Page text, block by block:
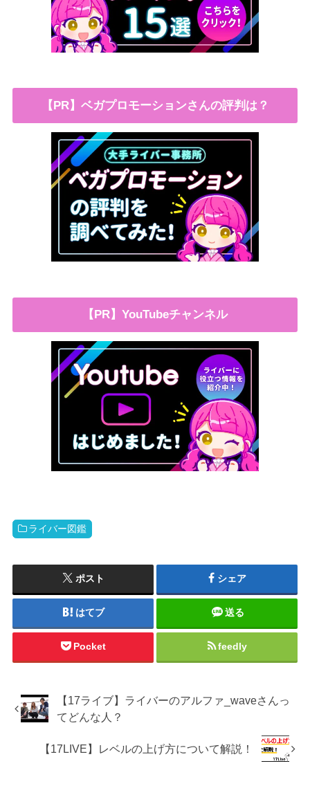
【PR】ベガプロモーションさんの評判は？
【PR】YouTubeチャンネル
ライバー図鑑
ポスト シェア
はてブ 送る
Pocket feedly
【17ライブ】ライバーのアルファ_waveさんっ
てどんな人？
【17LIVE】レベルの上げ方について解説！